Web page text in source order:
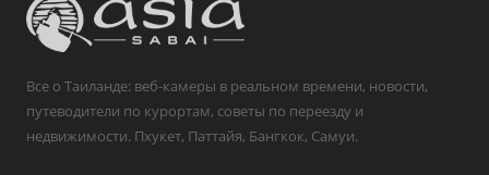
Все о Таиланде: веб-камеры в реальном времени, новости,
путеводители по курортам, советы по переезду и
недвижимости. Пхукет, Паттайя, Бангкок, Самуи.